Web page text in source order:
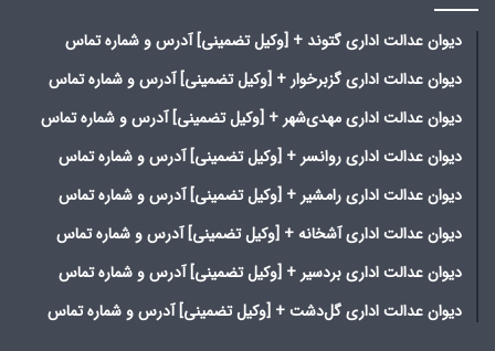
دیوان عدالت اداری گتوند + [وکیل تضمینی] آدرس و شماره تماس
دیوان عدالت اداری گزبرخوار + [وکیل تضمینی] آدرس و شماره تماس
دیوان عدالت اداری مهدی‌شهر + [وکیل تضمینی] آدرس و شماره تماس
دیوان عدالت اداری روانسر + [وکیل تضمینی] آدرس و شماره تماس
دیوان عدالت اداری رامشیر + [وکیل تضمینی] آدرس و شماره تماس
دیوان عدالت اداری آشخانه + [وکیل تضمینی] آدرس و شماره تماس
دیوان عدالت اداری بردسیر + [وکیل تضمینی] آدرس و شماره تماس
دیوان عدالت اداری گل‌دشت + [وکیل تضمینی] آدرس و شماره تماس